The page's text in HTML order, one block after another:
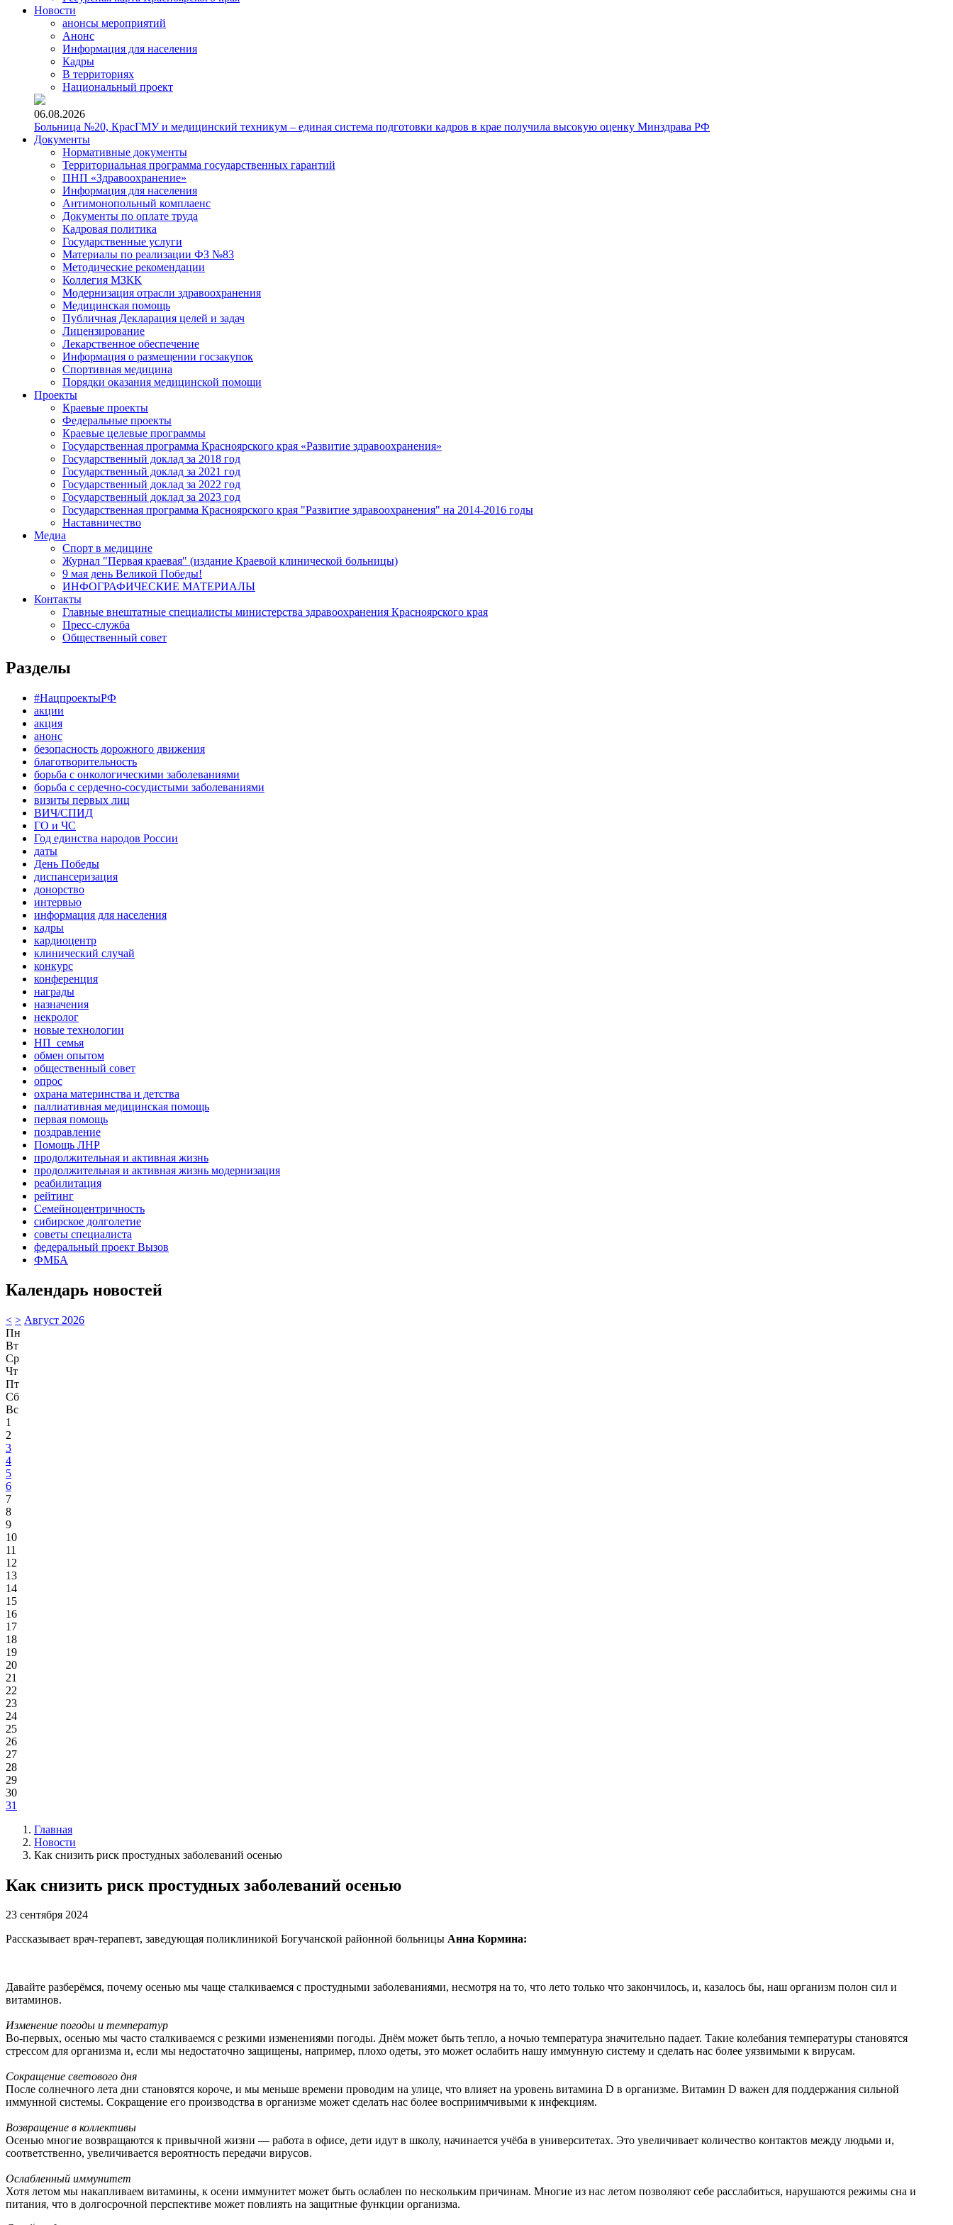
Новости
анонсы мероприятий
Анонс
Информация для населения
Кадры
В территориях
Национальный проект
06.08.2026
Больница №20, КрасГМУ и медицинский техникум – единая система подготовки кадров в крае получила высокую оценку Минздрава РФ
Документы
Нормативные документы
Территориальная программа государственных гарантий
ПНП «Здравоохранение»
Информация для населения
Антимонопольный комплаенс
Документы по оплате труда
Кадровая политика
Государственные услуги
Материалы по реализации ФЗ №83
Методические рекомендации
Коллегия МЗКК
Модернизация отрасли здравоохранения
Медицинская помощь
Публичная Декларация целей и задач
Лицензирование
Лекарственное обеспечение
Информация о размещении госзакупок
Спортивная медицина
Порядки оказания медицинской помощи
Проекты
Краевые проекты
Федеральные проекты
Краевые целевые программы
Государственная программа Красноярского края «Развитие здравоохранения»
Государственный доклад за 2018 год
Государственный доклад за 2021 год
Государственный доклад за 2022 год
Государственный доклад за 2023 год
Государственная программа Красноярского края "Развитие здравоохранения" на 2014-2016 годы
Наставничество
Медиа
Спорт в медицине
Журнал "Первая краевая" (издание Краевой клинической больницы)
9 мая день Великой Победы!
ИНФОГРАФИЧЕСКИЕ МАТЕРИАЛЫ
Контакты
Главные внештатные специалисты министерства здравоохранения Красноярского края
Пресс-служба
Общественный совет
Разделы
#НацпроектыРФ
акции
акция
анонс
безопасность дорожного движения
благотворительность
борьба с онкологическими заболеваниями
борьба с сердечно-сосудистыми заболеваниями
визиты первых лиц
ВИЧ/СПИД
ГО и ЧС
Год единства народов России
даты
День Победы
диспансеризация
донорство
интервью
информация для населения
кадры
кардиоцентр
клинический случай
конкурс
конференция
награды
назначения
некролог
новые технологии
НП_семья
обмен опытом
общественный совет
опрос
охрана материнства и детства
паллиативная медицинская помощь
первая помощь
поздравление
Помощь ЛНР
продолжительная и активная жизнь
продолжительная и активная жизнь модернизация
реабилитация
рейтинг
Семейноцентричность
сибирское долголетие
советы специалиста
федеральный проект Вызов
ФМБА
Календарь новостей
< > Август 2026
Пн
Вт
Ср
Чт
Пт
Сб
Вс
1
2
3
4
5
6
7
8
9
10
11
12
13
14
15
16
17
18
19
20
21
22
23
24
25
26
27
28
29
30
31
Главная
Новости
Как снизить риск простудных заболеваний осенью
Как снизить риск простудных заболеваний осенью
23 сентября 2024
Рассказывает врач-терапевт, заведующая поликлиникой Богучанской районной больницы Анна Кормина:
Давайте разберёмся, почему осенью мы чаще сталкиваемся с простудными заболеваниями, несмотря на то, что лето только что закончилось, и, казалось бы, наш организм полон сил и
витаминов.
Изменение погоды и температур
Во-первых, осенью мы часто сталкиваемся с резкими изменениями погоды. Днём может быть тепло, а ночью температура значительно падает. Такие колебания температуры становятся
стрессом для организма и, если мы недостаточно защищены, например, плохо одеты, это может ослабить нашу иммунную систему и сделать нас более уязвимыми к вирусам.
Сокращение светового дня
После солнечного лета дни становятся короче, и мы меньше времени проводим на улице, что влияет на уровень витамина D в организме. Витамин D важен для поддержания сильной
иммунной системы. Сокращение его производства в организме может сделать нас более восприимчивыми к инфекциям.
‍Возвращение в коллективы
Осенью многие возвращаются к привычной жизни — работа в офисе, дети идут в школу, начинается учёба в университетах. Это увеличивает количество контактов между людьми и,
соответственно, увеличивается вероятность передачи вирусов.
Ослабленный иммунитет
Хотя летом мы накапливаем витамины, к осени иммунитет может быть ослаблен по нескольким причинам. Многие из нас летом позволяют себе расслабиться, нарушаются режимы сна и
питания, что в долгосрочной перспективе может повлиять на защитные функции организма.